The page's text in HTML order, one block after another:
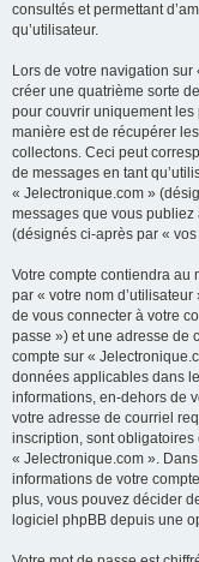
consultés et permettant
qu’utilisateur.
Lors de votre navigation
créer une quatrième sorte
pour couvrir uniquement
manière est de récupérer
collectons. Ceci peut
de messages en tant
« Jelectronique.com »
messages que vous
(désignés ci-après par «
Votre compte contiendra
par « votre nom
de vous connecter à votre
passe ») et une adresse de
compte sur «
données applicables dans
informations, en-dehors de
votre adresse de courriel
inscription, sont
« Jelectronique.com ».
informations de votre
plus, vous pouvez décider
logiciel phpBB depuis une